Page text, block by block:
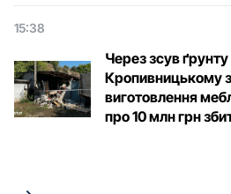
15:38
Через зсув
Кропивницькому
виготовлення
про 10 млн грн